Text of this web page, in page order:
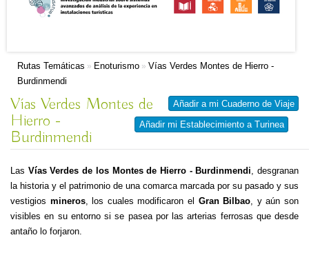
Rutas Temáticas » Enoturismo » Vías Verdes Montes de Hierro -
Burdinmendi
Añadir a mi Cuaderno de Viaje
Añadir mi Establecimiento a Turinea
Vías Verdes Montes de
Hierro -
Burdinmendi
Las Vías Verdes de los Montes de Hierro - Burdinmendi, desgranan
la historia y el patrimonio de una comarca marcada por su pasado y sus
vestigios mineros, los cuales modificaron el Gran Bilbao, y aún son
visibles en su entorno si se pasea por las arterias ferrosas que desde
antaño lo forjaron.